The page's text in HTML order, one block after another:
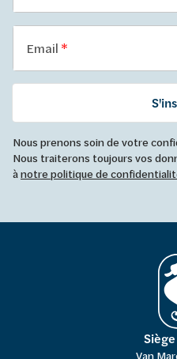
Email
Nous prenons soin de votre
Nous traiterons toujours vos
ànotre politique de
Van